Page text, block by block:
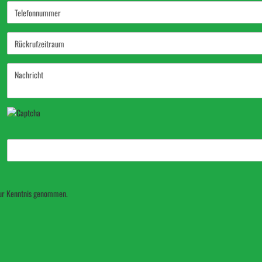
Kenntnis genommen.